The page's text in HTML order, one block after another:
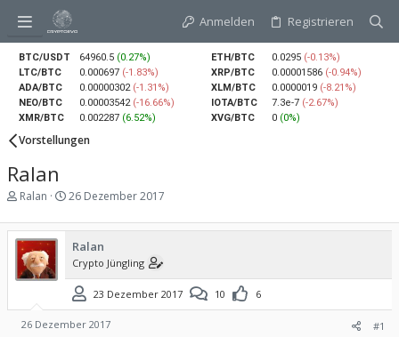
Anmelden Registrieren
BTC/USDT 64960.5 (0.27%) ETH/BTC 0.0295 (-0.13%)
LTC/BTC
0.000697 (-1.83%) XRP/BTC 0.00001586 (-0.94%)
ADA/BTC
0.00000302 (-1.31%) XLM/BTC 0.0000019 (-8.21%)
NEO/BTC
0.00003542 (-16.66%) IOTA/BTC 7.3e-7 (-2.67%)
XMR/BTC
0.002287 (6.52%) XVG/BTC 0 (0%)
Vorstellungen
Ralan
E
s
t
e
l
r
Ralan
E
s
e
l
a
m
26 Dezember 2017
Ralan
Crypto Jüngling
23 Dezember 2017 10 6
26 Dezember 2017 #1